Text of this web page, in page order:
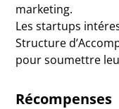
marketing.
Les startups
Structure
pour soumettre
Récompenses